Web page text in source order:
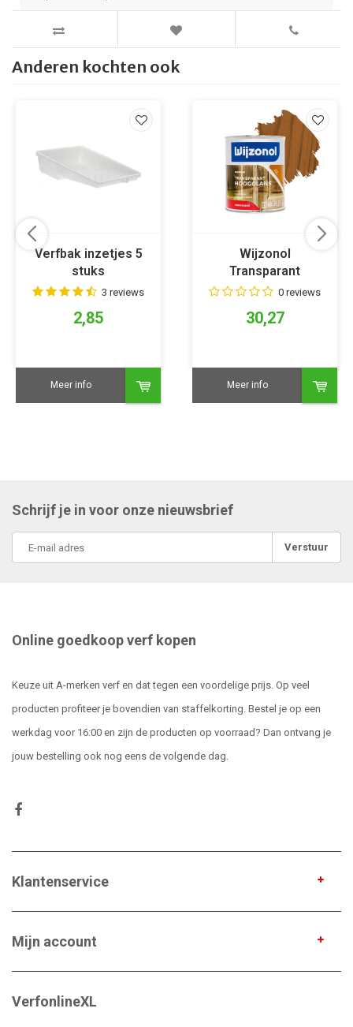
Anderen kochten ook
Verfbak inzetjes 5
stuks
3 reviews
2,85
Meer info
Wijzonol
Transparant
Hoogglanslak 750
0 reviews
30,27
Meer info
Schrijf je in voor onze nieuwsbrief
Verstuur
Online goedkoop verf kopen
Keuze uit A-merken verf en dat tegen een voordelige prijs. Op veel
producten profiteer je bovendien van staffelkorting. Bestel je op een
werkdag voor 16:00 en zijn de producten op voorraad? Dan ontvang je
jouw bestelling ook nog eens de volgende dag.
Klantenservice
Mijn account
VerfonlineXL